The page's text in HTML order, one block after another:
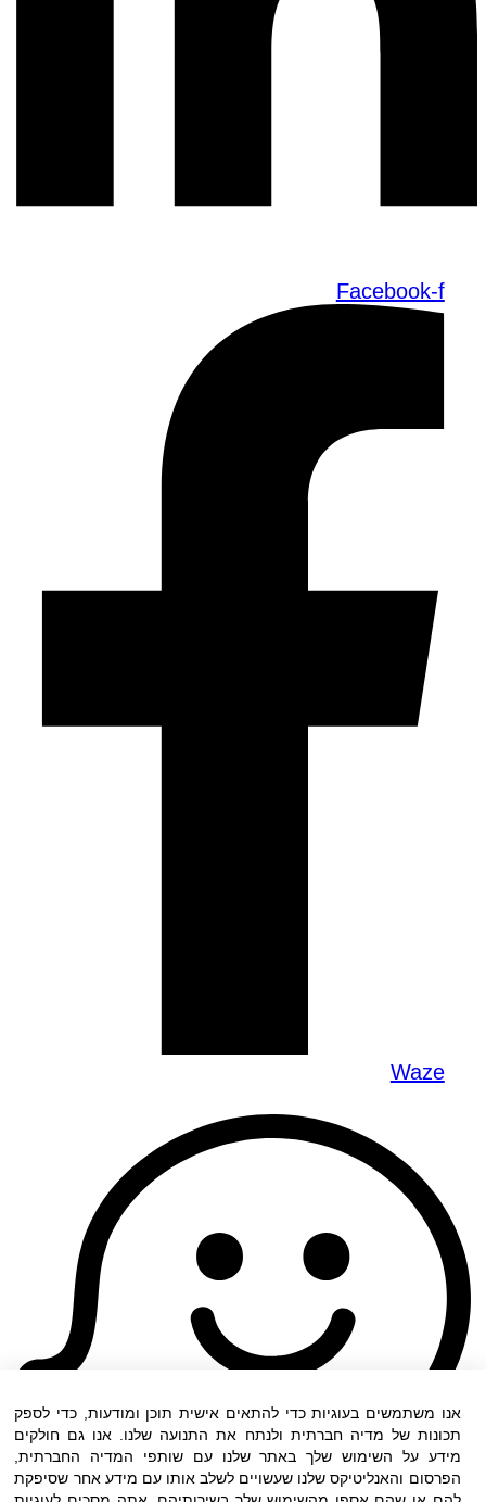
Facebook-f
Waze
אנו משתמשים בעוגיות כדי להתאים אישית תוכן ומודעות, כדי לספק
תכונות של מדיה חברתית ולנתח את התנועה שלנו. אנו גם חולקים
מידע על השימוש שלך באתר שלנו עם שותפי המדיה החברתית,
הפרסום והאנליטיקס שלנו שעשויים לשלב אותו עם מידע אחר שסיפקת